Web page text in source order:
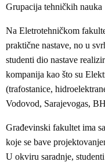
Grupacija tehničkih nauka
Na Eletrotehničkom
praktične nastave, no u
studenti dio nastave
kompanija kao što su
(trafostanice,
Vodovod, Sarajevogas,
Građevinski fakultet ima
koje se bave
U okviru saradnje,